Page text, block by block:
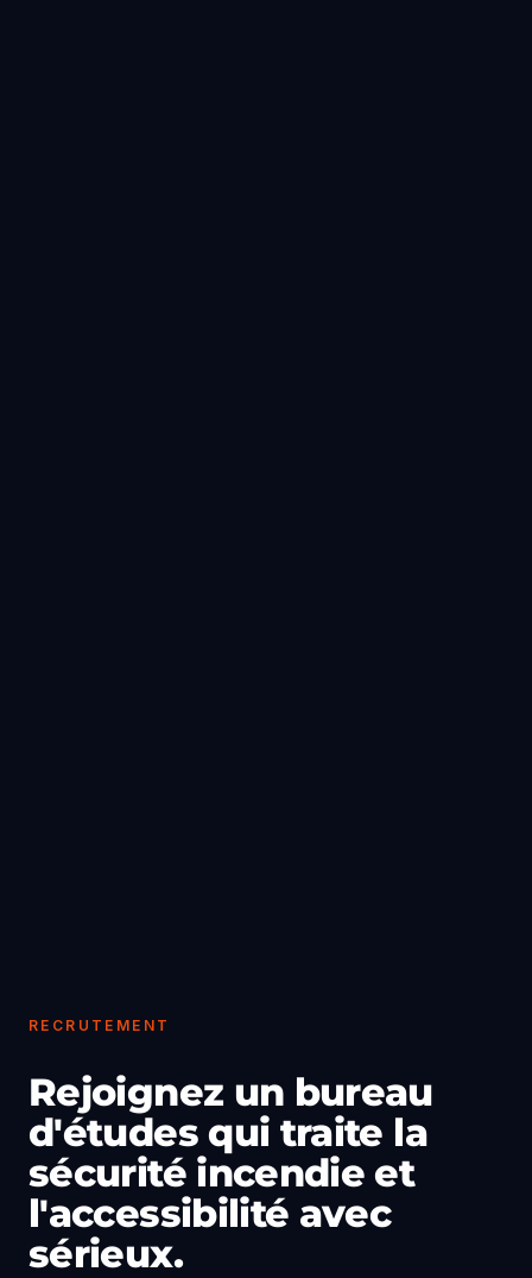
RECRUTEMENT
Rejoignez un bureau
d'études qui traite la
sécurité incendie et
l'accessibilité avec
sérieux.